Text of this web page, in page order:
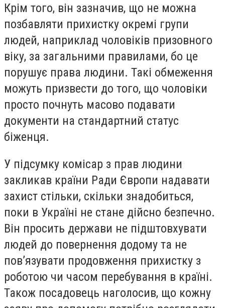
Крім того, він зазначив, що не можна
позбавляти прихистку окремі групи
людей, наприклад чоловіків призовного
віку, за загальними правилами, бо це
порушує права людини. Такі обмеження
можуть призвести до того, що чоловіки
просто почнуть масово подавати
документи на стандартний статус
біженця.
У підсумку комісар з прав людини
закликав країни Ради Європи надавати
захист стільки, скільки знадобиться,
поки в Україні не стане дійсно безпечно.
Він просить держави не підштовхувати
людей до повернення додому та не
пов’язувати продовження прихистку з
роботою чи часом перебування в країні.
Також посадовець наголосив, що кожну